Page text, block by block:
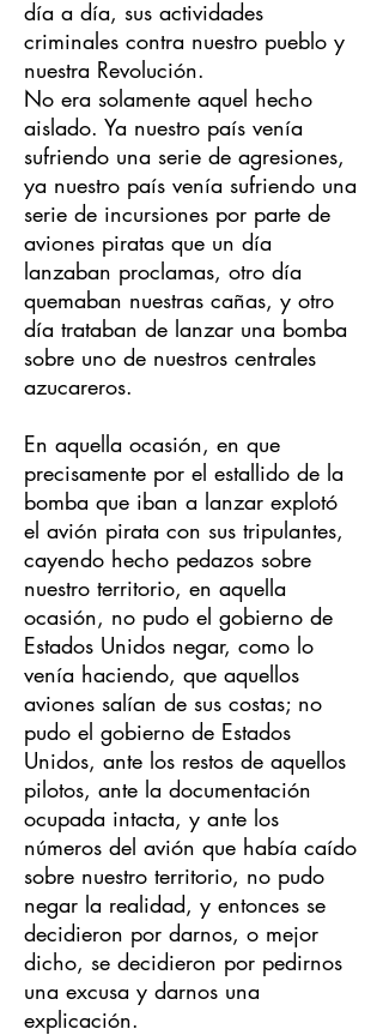
día a día, sus actividades
criminales contra nuestro pueblo y
nuestra Revolución.
No era solamente aquel hecho
aislado. Ya nuestro país venía
sufriendo una serie de agresiones,
ya nuestro país venía sufriendo una
serie de incursiones por parte de
aviones piratas que un día
lanzaban proclamas, otro día
quemaban nuestras cañas, y otro
día trataban de lanzar una bomba
sobre uno de nuestros centrales
azucareros.
En aquella ocasión, en que
precisamente por el estallido de la
bomba que iban a lanzar explotó
el avión pirata con sus tripulantes,
cayendo hecho pedazos sobre
nuestro territorio, en aquella
ocasión, no pudo el gobierno de
Estados Unidos negar, como lo
venía haciendo, que aquellos
aviones salían de sus costas; no
pudo el gobierno de Estados
Unidos, ante los restos de aquellos
pilotos, ante la documentación
ocupada intacta, y ante los
números del avión que había caído
sobre nuestro territorio, no pudo
negar la realidad, y entonces se
decidieron por darnos, o mejor
dicho, se decidieron por pedirnos
una excusa y darnos una
explicación.